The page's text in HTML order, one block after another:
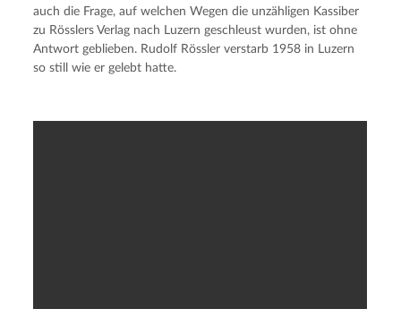
auch die Frage, auf welchen Wegen die unzähligen Kassiber
zu Rösslers Verlag nach Luzern geschleust wurden, ist ohne
Antwort geblieben. Rudolf Rössler verstarb 1958 in Luzern
so still wie er gelebt hatte.